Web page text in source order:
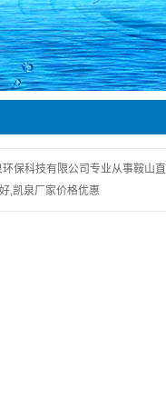
保科技有限公司专业从事鞍山
,凯泉厂家价格优惠